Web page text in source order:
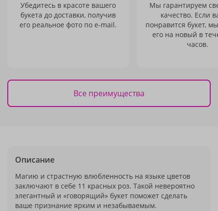
Убедитесь в красоте вашего
букета до доставки, получив
его реальное фото по e-mail.
Мы гарантируем
качество. Если
понравится букет,
его на новый в
часов.
Все преимущества
Описание
Магию и страстную влюбленность на языке цветов
заключают в себе 11 красных роз. Такой невероятно
элегантный и «говорящий» букет поможет сделать
ваше признание ярким и незабываемым.